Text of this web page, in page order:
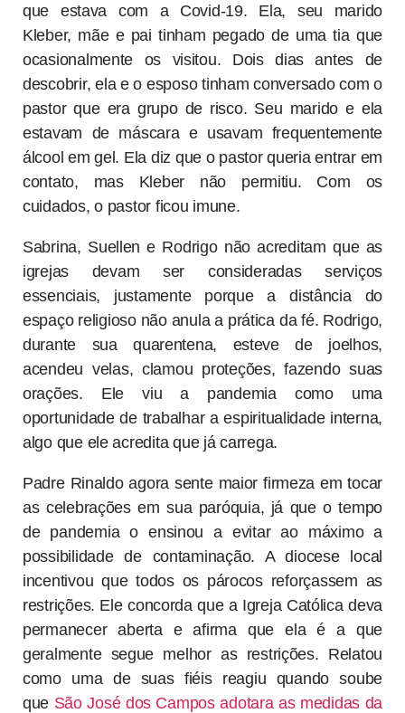
que estava com a Covid-19. Ela, seu marido
Kleber, mãe e pai tinham pegado de uma tia que
ocasionalmente os visitou. Dois dias antes de
descobrir, ela e o esposo tinham conversado com o
pastor que era grupo de risco. Seu marido e ela
estavam de máscara e usavam frequentemente
álcool em gel. Ela diz que o pastor queria entrar em
contato, mas Kleber não permitiu. Com os
cuidados, o pastor ficou imune.
Sabrina, Suellen e Rodrigo não acreditam que as
igrejas devam ser consideradas serviços
essenciais, justamente porque a distância do
espaço religioso não anula a prática da fé. Rodrigo,
durante sua quarentena, esteve de joelhos,
acendeu velas, clamou proteções, fazendo suas
orações. Ele viu a pandemia como uma
oportunidade de trabalhar a espiritualidade interna,
algo que ele acredita que já carrega.
Padre Rinaldo agora sente maior firmeza em tocar
as celebrações em sua paróquia, já que o tempo
de pandemia o ensinou a evitar ao máximo a
possibilidade de contaminação. A diocese local
incentivou que todos os párocos reforçassem as
restrições. Ele concorda que a Igreja Católica deva
permanecer aberta e afirma que ela é a que
geralmente segue melhor as restrições. Relatou
como uma de suas fiéis reagiu quando soube
que São José dos Campos adotara as medidas da